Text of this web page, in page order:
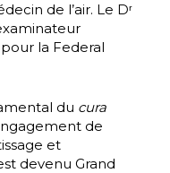
de l’air. Le Dʳ
la Federal
du cura
de
et
devenu Grand